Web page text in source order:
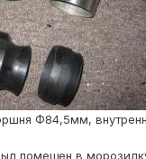
Ф84,5мм,
помещен в